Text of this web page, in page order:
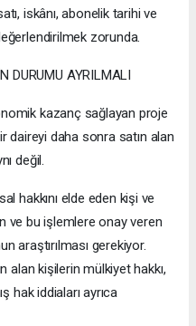
iskânı, abonelik tarihi ve
zorunda.
DURUMU AYRILMALI
kazanç sağlayan proje
daireyi daha sonra satın alan
değil.
hakkını elde eden kişi ve
ve bu işlemlere onay veren
araştırılması gerekiyor.
alan kişilerin mülkiyet hakkı,
hak iddiaları ayrıca